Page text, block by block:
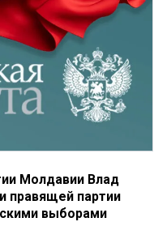
Молдавии Влад
правящей партии
выборами